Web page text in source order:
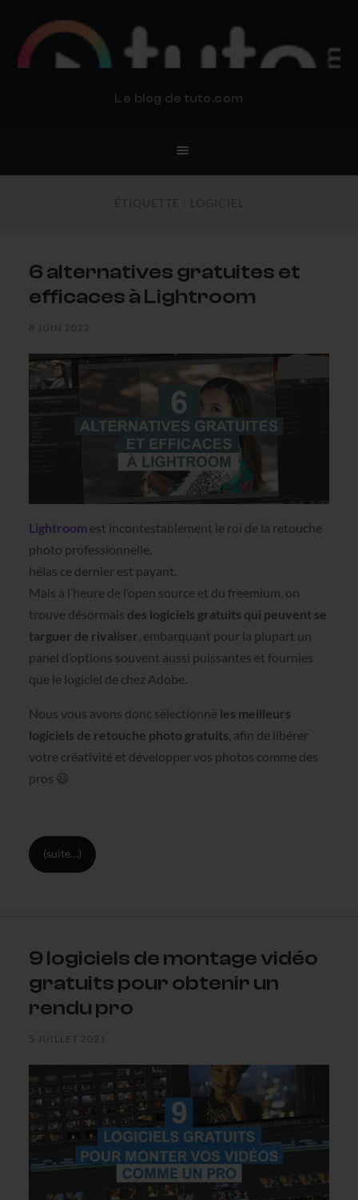
Le blog de tuto.com
6 alternatives gratuites et
efficaces à Lightroom
8 JUIN 2022
Lightroom est incontestablement le roi de la retouche
photo professionnelle,
hélas ce dernier est payant.
Mais à l’heure de l’open source et du freemium, on
trouve désormais des logiciels gratuits qui peuvent se
targuer de rivaliser, embarquant pour la plupart un
panel d’options souvent aussi puissantes et fournies
que le logiciel de chez Adobe.
Nous vous avons donc sélectionné les meilleurs
logiciels de retouche photo gratuits, afin de libérer
votre créativité et développer vos photos comme des
pros 😃
(suite…)
9 logiciels de montage vidéo
gratuits pour obtenir un
rendu pro
5 JUILLET 2021